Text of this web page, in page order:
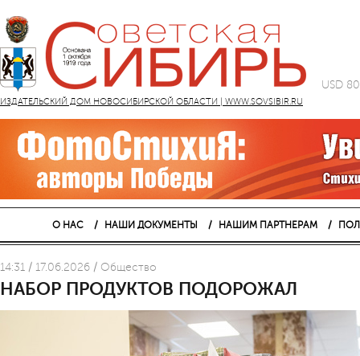
ИЗДАТЕЛЬСКИЙ ДОМ НОВОСИБИРСКОЙ ОБЛАСТИ | WWW.SOVSIBIR.RU
USD
О НАС НАШИ ДОКУМЕНТЫ НАШИМ ПАРТНЕРАМ
14:31 / 17.06.2026 / Общество
НАБОР ПРОДУКТОВ ПОДОРОЖАЛ